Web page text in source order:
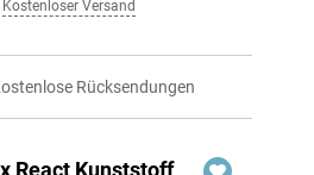
Kostenloser Versand
Rücksendungen
React Kunststoff